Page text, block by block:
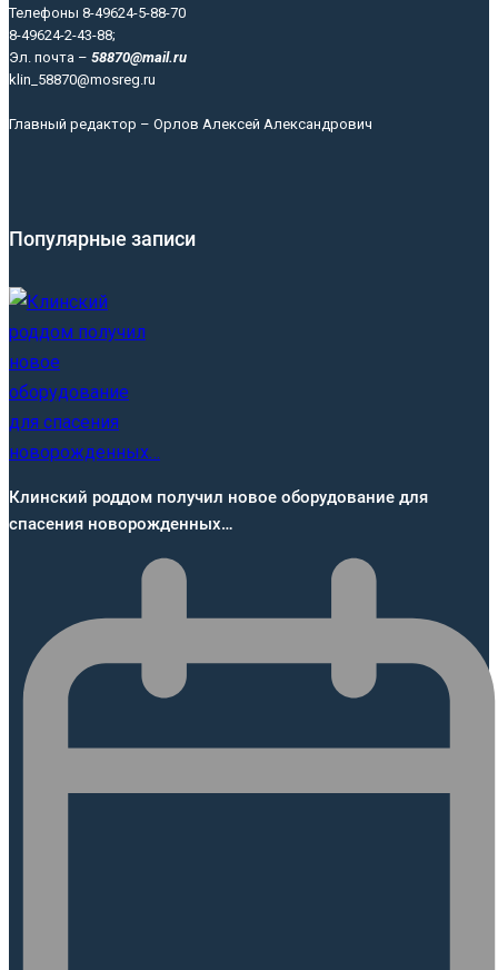
Телефоны 8-49624-5-88-70
8-49624-2-43-88;
Эл. почта – 58870@mail.ru
klin_58870@mosreg.ru
Главный редактор – Орлов Алексей Александрович
Популярные записи
Клинский роддом получил новое оборудование для
спасения новорожденных…